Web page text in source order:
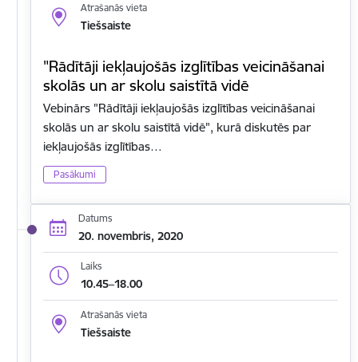
Atrašanās vieta
Tiešsaiste
"Rādītāji iekļaujošās izglītības veicināšanai
skolās un ar skolu saistītā vidē
Vebinārs "Rādītāji iekļaujošās izglītības veicināšanai
skolās un ar skolu saistītā vidē", kurā diskutēs par
iekļaujošās izglītības…
Pasākumi
Datums
20. novembris, 2020
Laiks
10.45–18.00
Atrašanās vieta
Tiešsaiste